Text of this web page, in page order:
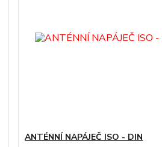
ANTÉNNÍ NAPÁJEČ ISO - DIN